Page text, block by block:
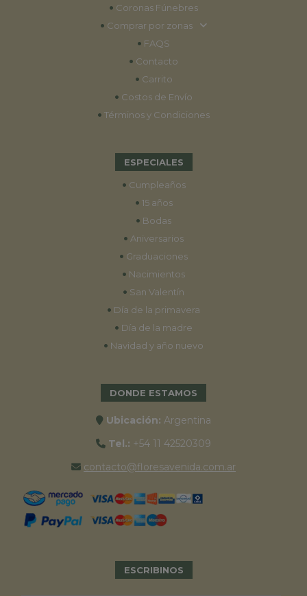
• Coronas Fúnebres
• Comprar por zonas
• FAQS
• Contacto
• Carrito
• Costos de Envío
• Términos y Condiciones
ESPECIALES
• Cumpleaños
• 15 años
• Bodas
• Aniversarios
• Graduaciones
• Nacimientos
• San Valentín
• Día de la primavera
• Día de la madre
• Navidad y año nuevo
DONDE ESTAMOS
Ubicación: Argentina
Tel.: +54 11 42520309
contacto@floresavenida.com.ar
ESCRIBINOS